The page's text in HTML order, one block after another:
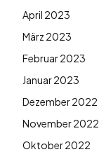
April 2023
März 2023
Februar 2023
Januar 2023
Dezember 2022
November 2022
Oktober 2022